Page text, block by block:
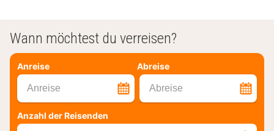
Wann möchtest du verreisen?
Anreise Abreise
Anreise Abreise
Anzahl der Reisenden